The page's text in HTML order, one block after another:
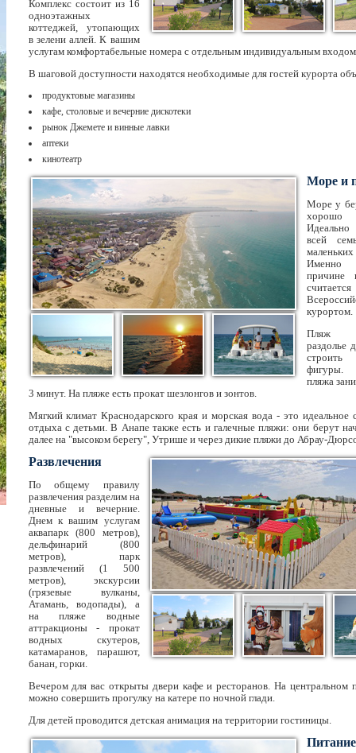
Комплекс состоит из 16
одноэтажных
коттеджей, утопающих
в зелени аллей. К вашим
услугам комфортабельные номера с отдельным индивидуальным
В шаговой доступности находятся необходимые для гостей курорта
продуктовые магазины
кафе, столовые и вечерние дискотеки
рынок Джемете и винные лавки
аптеки
кинотеатр
Море и
Море у
хорошо
всей
причине
считается
курортом.
Пляж
раздолье
фигуры.
пляжа
3 минут. На пляже есть прокат шезлонгов и зонтов.
Мягкий климат Краснодарского края и морская вода - это идеальное
отдыха с детьми. В Анапе также есть и галечные пляжи: они берут
далее на "высоком берегу", Утрише и через дикие пляжи до Абрау-
Развлечения
По общему правилу
развлечения разделим на
дневные и вечерние.
Днем к вашим услугам
аквапарк (800 метров),
дельфинарий (800
метров), парк
развлечений (1 500
метров), экскурсии
(грязевые вулканы,
Атамань, водопады), а
на пляже водные
аттракционы - прокат
водных скутеров,
катамаранов, парашют,
банан, горки.
Вечером для вас открыты двери кафе и ресторанов. На центральном
можно совершить прогулку на катере по ночной глади.
Для детей проводится детская анимация на территории гостиницы.
Питание